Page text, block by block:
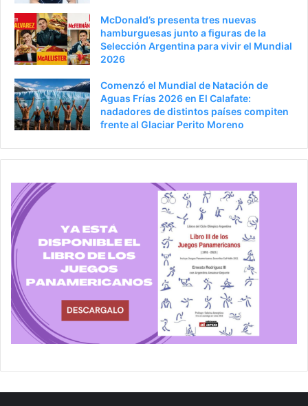
McDonald’s presenta tres nuevas
hamburguesas junto a figuras de la
Selección Argentina para vivir el Mundial
2026
Comenzó el Mundial de Natación de
Aguas Frías 2026 en El Calafate:
nadadores de distintos países compiten
frente al Glaciar Perito Moreno